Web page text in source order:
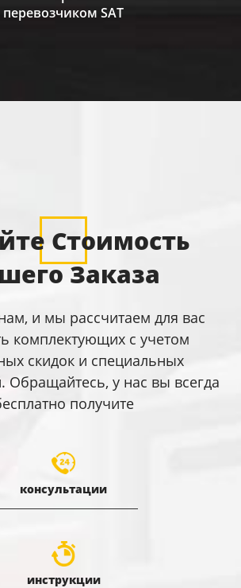
перевозчиком SAT
Стоимость
Заказа
и мы рассчитаем для вас
комплектующих с учетом
скидок и специальных
Обращайтесь, у нас вы всегда
получите
консультации
инструкции